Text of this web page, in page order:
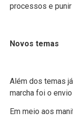
processos e
Novos temas
Além dos temas
marcha foi o
Em meio aos